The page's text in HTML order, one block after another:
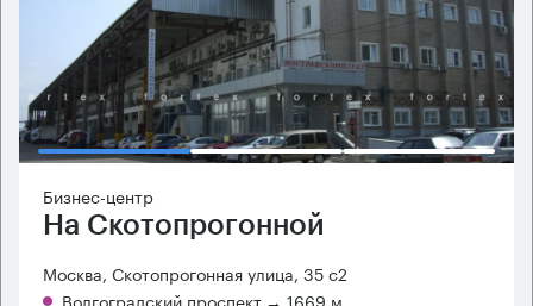
Бизнес-центр
На Скотопрогонной
Москва, Скотопрогонная улица, 35 с2
Волгоградский проспект → 1669 м